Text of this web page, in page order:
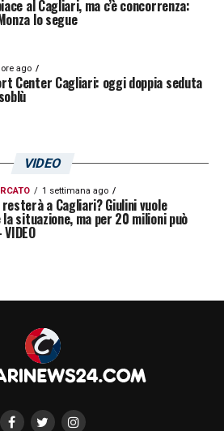
al Cagliari, ma c’è concorrenza:
lo segue
ore ago
Center Cagliari: oggi doppia seduta
VIDEO
1 settimana ago
a Cagliari? Giulini vuole
situazione, ma per 20 milioni può